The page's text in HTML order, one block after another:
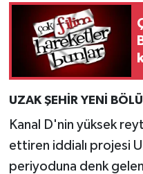
UZAK ŞEHİR YENİ
Kanal D'nin yüksek
ettiren iddialı projesi
periyoduna denk